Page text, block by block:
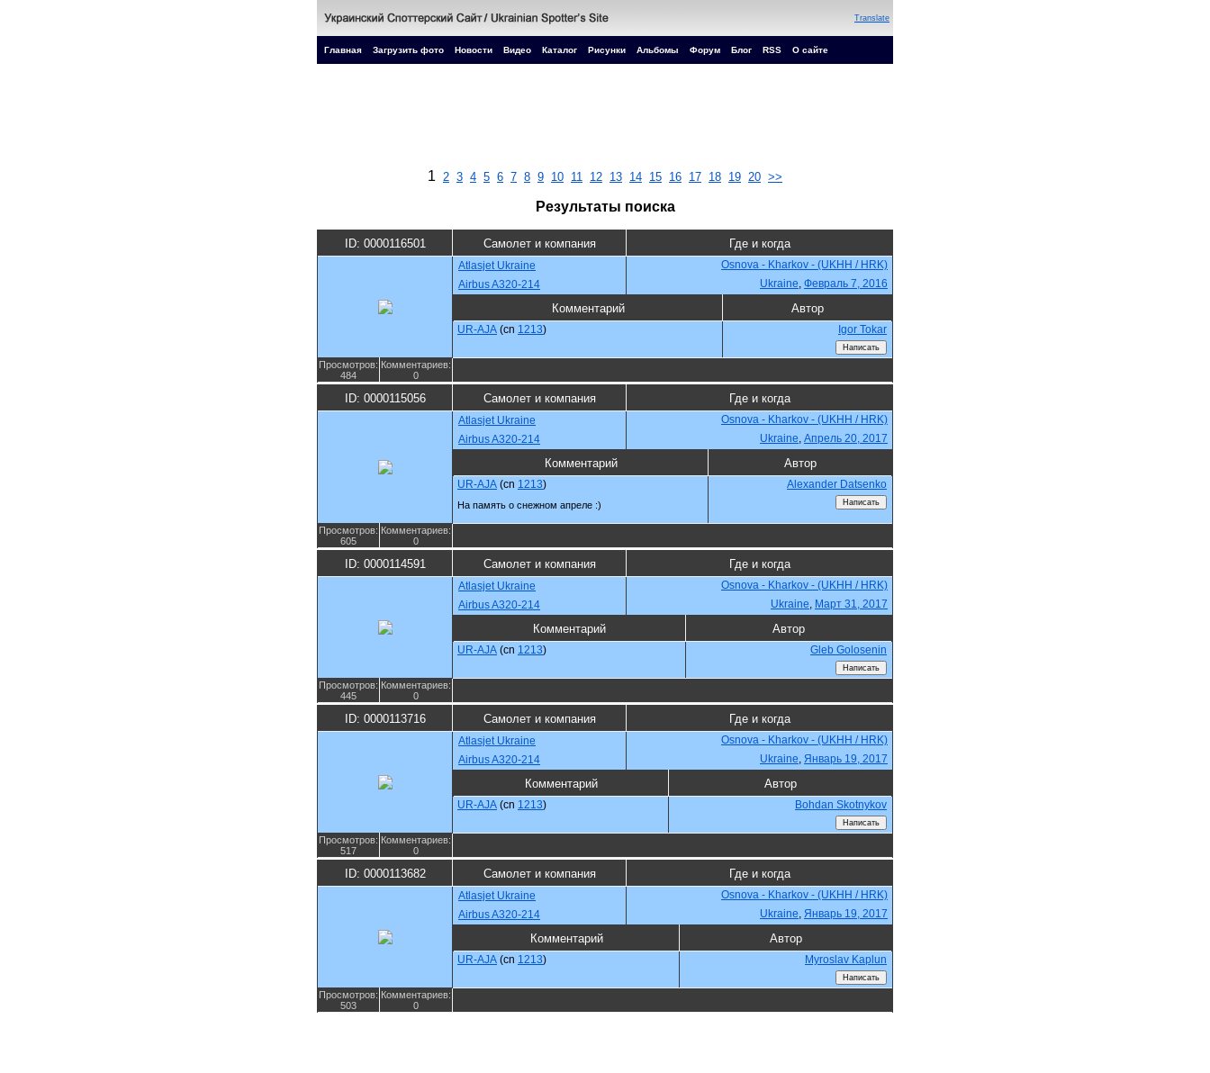
Translate
Главная Загрузить фото Новости Видео Каталог Рисунки Альбомы Форум Блог RSS О сайте
1 2 3 4 5 6 7 8 9 10 11 12 13 14 15 16 17 18 19 20 >>
Результаты поиска
ID: 0000116501 Самолет и компания Где и когда
Atlasjet Ukraine
Osnova - Kharkov - (UKHH / HRK)
Airbus A320-214
Ukraine, Февраль 7, 2016
Комментарий Автор
UR-AJA (cn 1213) Igor Tokar
Просмотров:
484
Комментариев:
0
ID: 0000115056 Самолет и компания Где и когда
Atlasjet Ukraine
Osnova - Kharkov - (UKHH / HRK)
Airbus A320-214
Ukraine, Апрель 20, 2017
Комментарий Автор
UR-AJA (cn 1213)
На память о снежном апреле :)
Alexander Datsenko
Просмотров:
605
Комментариев:
0
ID: 0000114591 Самолет и компания Где и когда
Atlasjet Ukraine
Osnova - Kharkov - (UKHH / HRK)
Airbus A320-214
Ukraine, Март 31, 2017
Комментарий Автор
UR-AJA (cn 1213) Gleb Golosenin
Просмотров:
445
Комментариев:
0
ID: 0000113716 Самолет и компания Где и когда
Atlasjet Ukraine
Osnova - Kharkov - (UKHH / HRK)
Airbus A320-214
Ukraine, Январь 19, 2017
Комментарий Автор
UR-AJA (cn 1213) Bohdan Skotnykov
Просмотров:
517
Комментариев:
0
ID: 0000113682 Самолет и компания Где и когда
Atlasjet Ukraine
Osnova - Kharkov - (UKHH / HRK)
Airbus A320-214
Ukraine, Январь 19, 2017
Комментарий Автор
UR-AJA (cn 1213) Myroslav Kaplun
Просмотров:
503
Комментариев:
0